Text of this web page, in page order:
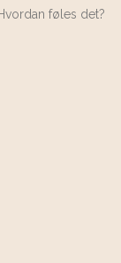
føles det?